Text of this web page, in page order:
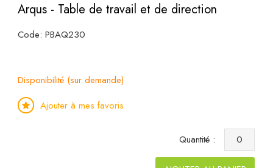
Arqus - Table de travail et de direction
Code: PBAQ230
Disponibilité (sur demande)
Ajouter à mes favoris
Quantité :